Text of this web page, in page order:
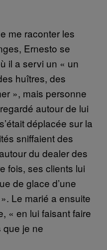
me raconter les
Ernesto se
il a servi un « un
huîtres, des
», mais personne
autour de lui
déplacée sur la
sniffaient des
du dealer des
fois, ses clients lui
de glace d’une
Le marié a ensuite
« en lui faisant faire
je ne